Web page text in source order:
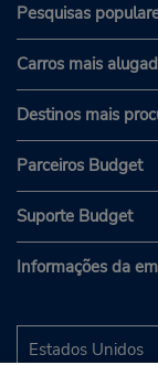
Pesquisas
Carros mais
Destinos mais
Parceiros Budget
Suporte Budget
Informações da